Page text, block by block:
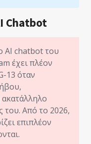
Chatbot
AI chatbot του
έχει πλέον
13 όταν
του. Από το 2026,
επιπλέον